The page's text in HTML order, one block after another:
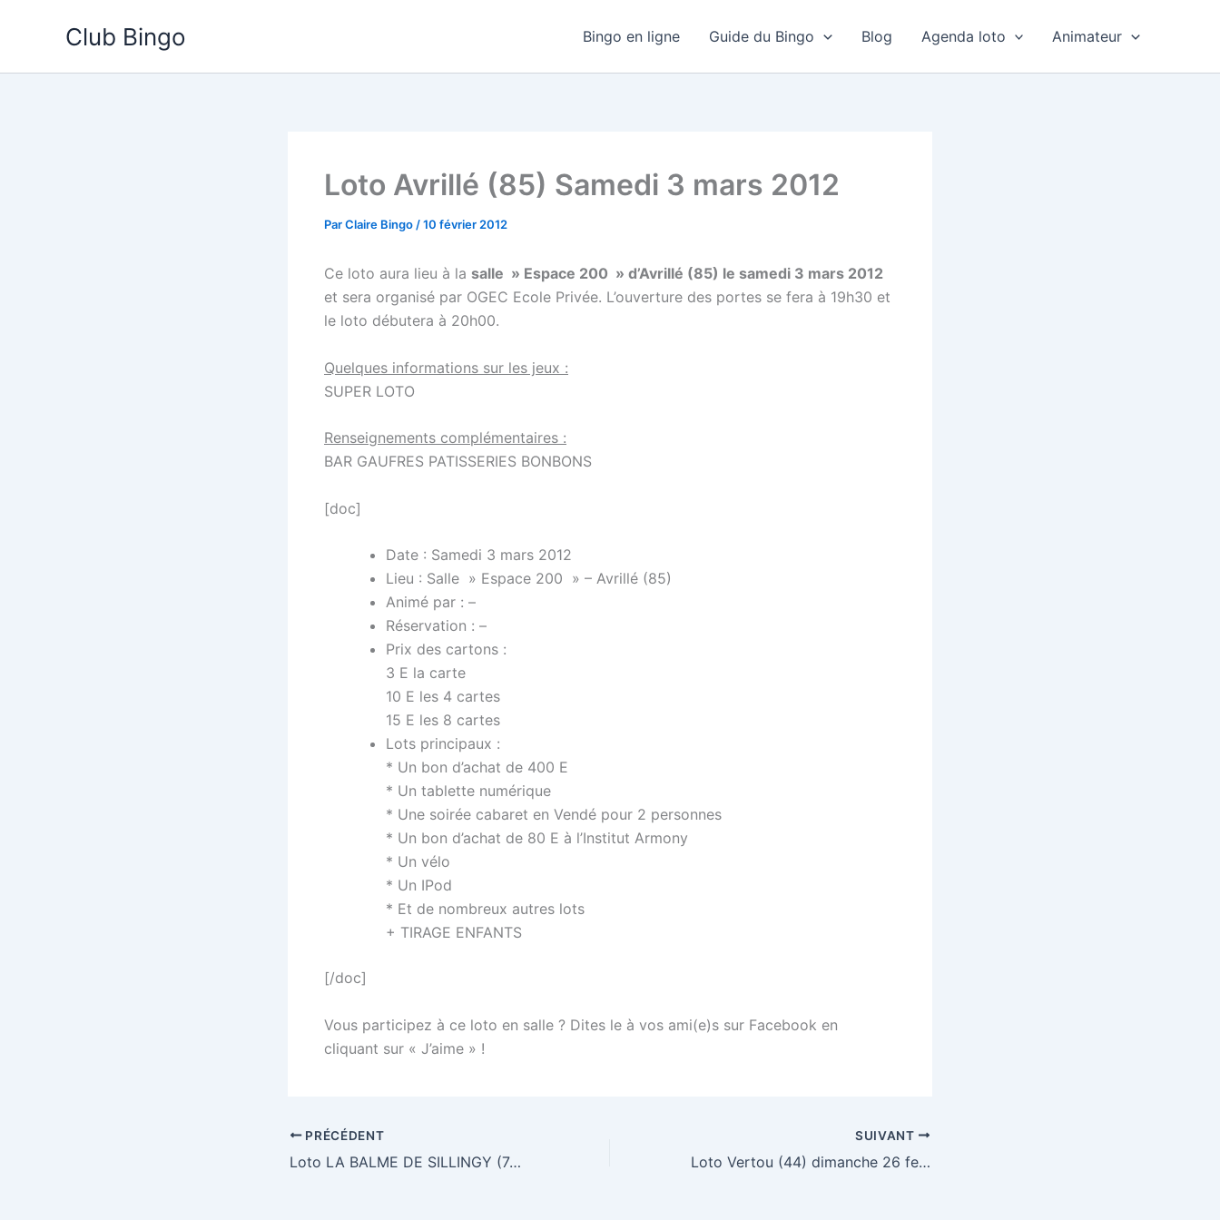
Club Bingo Bingo en ligne Guide du Bingo Blog Agenda loto Animateur
Loto Avrillé (85) Samedi 3 mars 2012
ParClaire Bingo /10 février 2012
Ce loto aura lieu à la salle » Espace 200 » d’Avrillé (85) le samedi 3 mars 2012
et sera organisé par OGEC Ecole Privée. L’ouverture des portes se fera à 19h30 et
le loto débutera à 20h00.
Quelques informations sur les jeux :
SUPER LOTO
Renseignements complémentaires :
BAR GAUFRES PATISSERIES BONBONS
[doc]
Date : Samedi 3 mars 2012
Lieu : Salle » Espace 200 » – Avrillé (85)
Animé par : –
Réservation : –
Prix des cartons :
3 E la carte
10 E les 4 cartes
15 E les 8 cartes
Lots principaux :
* Un bon d’achat de 400 E
* Un tablette numérique
* Une soirée cabaret en Vendé pour 2 personnes
* Un bon d’achat de 80 E à l’Institut Armony
* Un vélo
* Un IPod
* Et de nombreux autres lots
+ TIRAGE ENFANTS
[/doc]
Vous participez à ce loto en salle ? Dites le à vos ami(e)s sur Facebook en
cliquant sur « J’aime » !
PRÉCÉDENT
Loto LA BALME DE SILLINGY (74) samedi 11 février 2012
SUIVANT
Loto Vertou (44) dimanche 26 fevrier 2012